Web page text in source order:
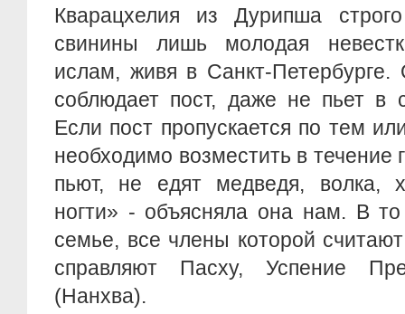
Кварацхелия из Дурипша
свинины лишь молодая
ислам, живя в Санкт-
соблюдает пост, даже не пьет в
Если пост пропускается по тем
необходимо возместить в течение
пьют, не едят медведя, волка,
ногти» - объясняла она нам. В
семье, все члены которой
справляют Пасху, Успение
(Нанхва).